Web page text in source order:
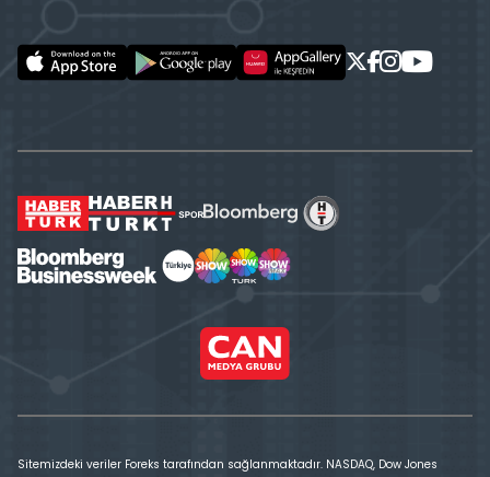
Sitemizdeki veriler Foreks tarafından sağlanmaktadır. NASDAQ, Dow Jones